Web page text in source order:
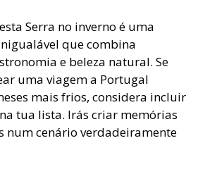
Serra no inverno é uma
que combina
e beleza natural. Se
uma viagem a Portugal
mais frios, considera incluir
tua lista. Irás criar memórias
num cenário verdadeiramente